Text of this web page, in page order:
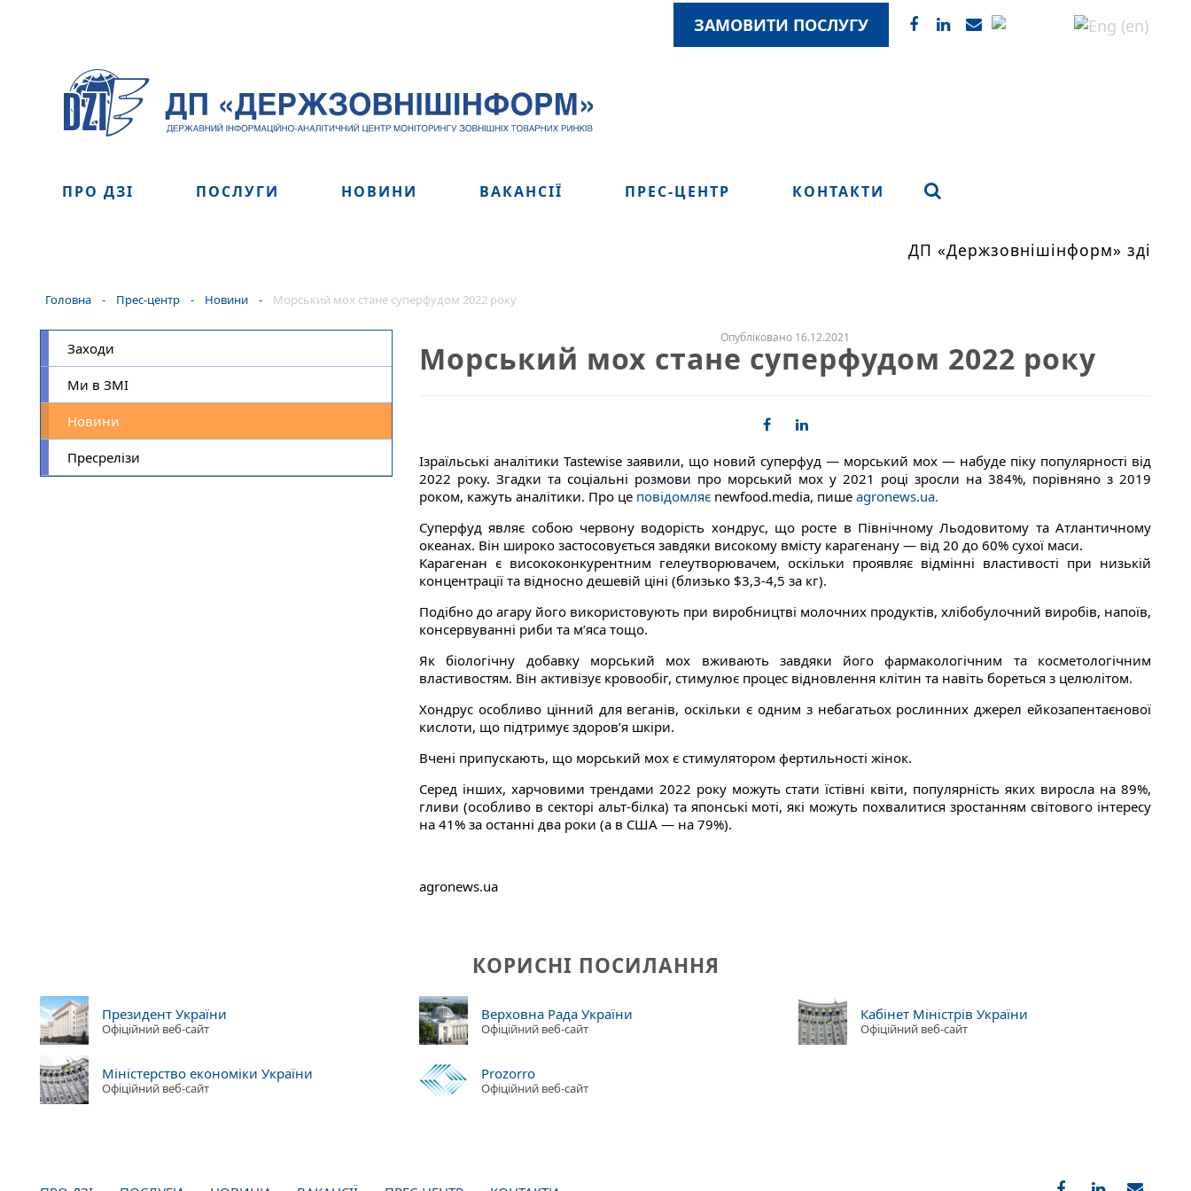
ЗАМОВИТИ ПОСЛУГУ
ПРО ДЗІ ПОСЛУГИ НОВИНИ ВАКАНСІЇ ПРЕС-ЦЕНТР КОНТАКТИ
ДП «Держзовнішінформ»
Головна - Прес-центр - Новини - Морський мох стане суперфудом 2022 року
Заходи
Ми в ЗМІ
Новини
Пресрелізи
Опубліковано 16.12.2021
Морський мох стане суперфудом 2022 року
Ізраїльські аналітики Tastewise заявили, що новий суперфуд — морський мох — набуде піку популярності від
2022 року. Згадки та соціальні розмови про морський мох у 2021 році зросли на 384%, порівняно з 2019
роком, кажуть аналітики. Про це повідомляє newfood.media, пише agronews.ua.
Суперфуд являє собою червону водорість хондрус, що росте в Північному Льодовитому та Атлантичному
океанах. Він широко застосовується завдяки високому вмісту карагенану — від 20 до 60% сухої маси.
Карагенан є висококонкурентним гелеутворювачем, оскільки проявляє відмінні властивості при низькій
концентрації та відносно дешевій ціні (близько $3,3-4,5 за кг).
Подібно до агару його використовують при виробництві молочних продуктів, хлібобулочний виробів, напоїв,
консервуванні риби та м’яса тощо.
Як біологічну добавку морський мох вживають завдяки його фармакологічним та косметологічним
властивостям. Він активізує кровообіг, стимулює процес відновлення клітин та навіть бореться з целюлітом.
Хондрус особливо цінний для веганів, оскільки є одним з небагатьох рослинних джерел ейкозапентаєнової
кислоти, що підтримує здоров’я шкіри.
Вчені припускають, що морський мох є стимулятором фертильності жінок.
Серед інших, харчовими трендами 2022 року можуть стати їстівні квіти, популярність яких виросла на 89%,
гливи (особливо в секторі альт-білка) та японські моті, які можуть похвалитися зростанням світового інтересу
на 41% за останні два роки (а в США — на 79%).
agronews.ua
КОРИСНІ ПОСИЛАННЯ
Президент України
Офіційний веб-сайт
Верховна Рада України
Офіційний веб-сайт
Кабінет Міністрів України
Офіційний веб-сайт
Міністерство економіки України
Офіційний веб-сайт
Prozorro
Офіційний веб-сайт